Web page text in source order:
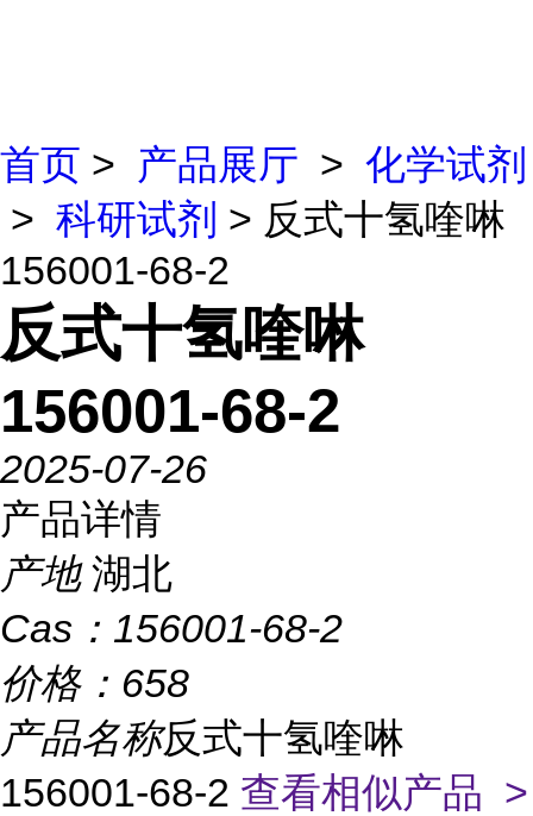
首页 > 产品展厅 > 化学试剂
> 科研试剂 > 反式十氢喹啉
156001-68-2
反式十氢喹啉
156001-68-2
2025-07-26
产品详情
产地 湖北
Cas： 156001-68-2
价格： 658
产品名称反式十氢喹啉
156001-68-2 查看相似产品 >